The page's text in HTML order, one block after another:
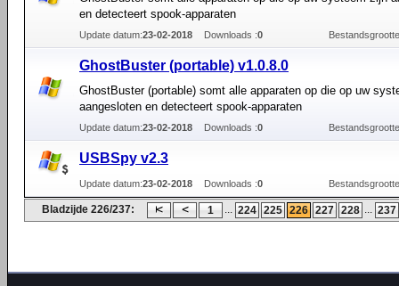
en detecteert spook-apparaten
Update datum:23-02-2018 Downloads :0
GhostBuster (portable) v1.0.8.0
GhostBuster (portable) somt alle apparaten op die op uw
aangesloten en detecteert spook-apparaten
Update datum:23-02-2018 Downloads :0
USBSpy v2.3
Update datum:23-02-2018 Downloads :0
Bladzijde 226/237: 1 ... 224 225 226 227 228 ... 237